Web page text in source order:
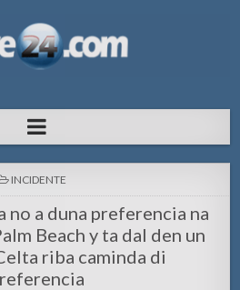
pa Aruba
POSTED
INCIDENTE
a duna preferencia na
Beach y ta dal den un
riba caminda di